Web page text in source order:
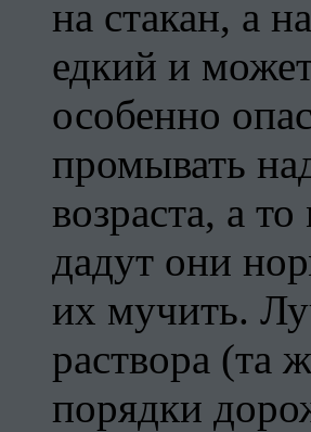
на стакан, а
едкий и
особенно
промывать
возраста, а
дадут они
их мучить.
раствора (та
порядки